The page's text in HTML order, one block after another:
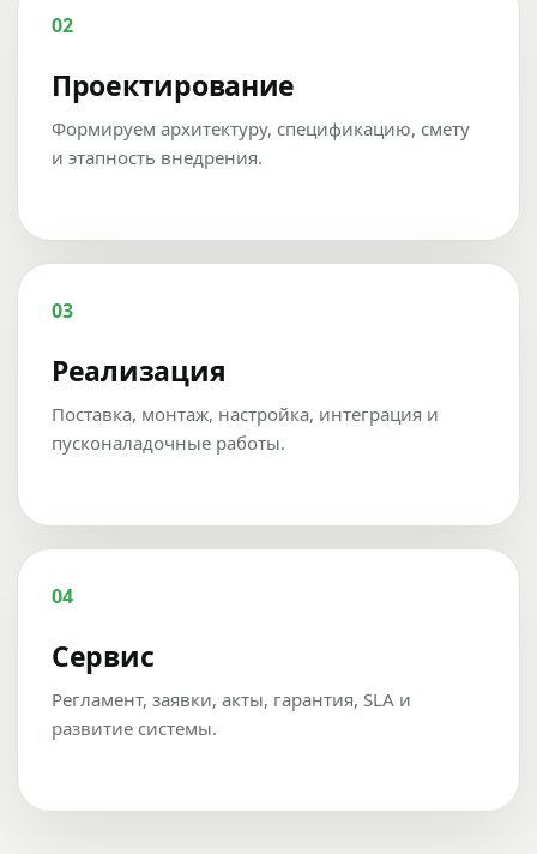
02
Проектирование
Формируем архитектуру, спецификацию, смету
и этапность внедрения.
03
Реализация
Поставка, монтаж, настройка, интеграция и
пусконаладочные работы.
04
Сервис
Регламент, заявки, акты, гарантия, SLA и
развитие системы.